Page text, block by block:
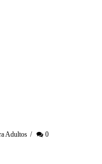
Adultos /
0